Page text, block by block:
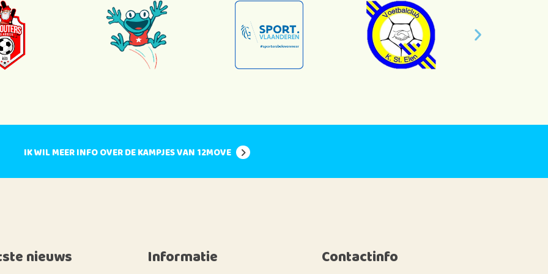
IK WIL MEER INFO OVER DE KAMPJES VAN 12MOVE
nieuws Informatie Contactinfo